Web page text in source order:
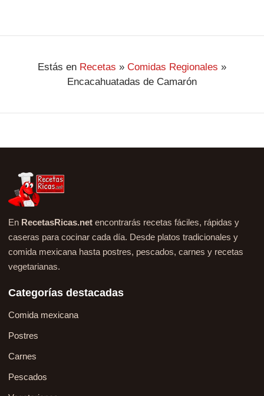
Estás en Recetas » Comidas Regionales »
Encacahuatadas de Camarón
En RecetasRicas.net encontrarás recetas fáciles, rápidas y
caseras para cocinar cada día. Desde platos tradicionales y
comida mexicana hasta postres, pescados, carnes y recetas
vegetarianas.
Categorías destacadas
Comida mexicana
Postres
Carnes
Pescados